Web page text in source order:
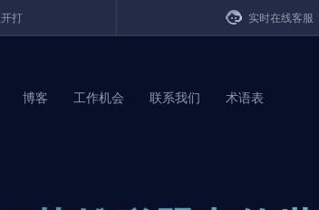
打 实时在线客服
博客 工作机会 联系我们 术语表